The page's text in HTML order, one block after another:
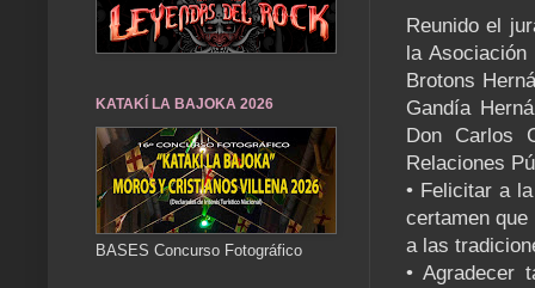
Reunido el
la
Brotons
Gandía
Don Carlos
Relaciones
• Felicitar a
certamen
a las
• Agradecer
KATAKÍ LA BAJOKA 2026
BASES Concurso Fotográfico